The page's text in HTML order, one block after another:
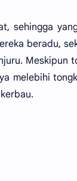
sehingga
beradu,
Meskipun
melebihi